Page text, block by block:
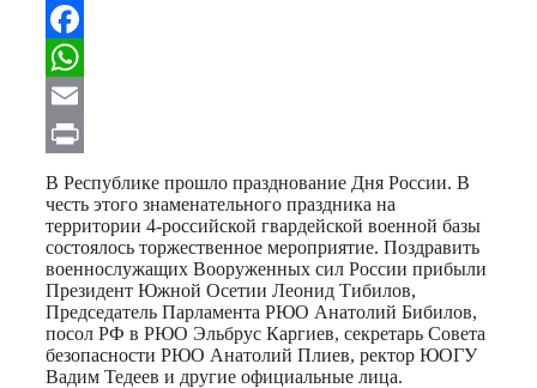
Telegram
Facebook
WhatsApp
Email
Print
В Республике прошло празднование Дня России. В
честь этого знаменательного праздника на
территории 4-российской гвардейской военной базы
состоялось торжественное мероприятие. Поздравить
военнослужащих Вооруженных сил России прибыли
Президент Южной Осетии Леонид Тибилов,
Председатель Парламента РЮО Анатолий Бибилов,
посол РФ в РЮО Эльбрус Каргиев, секретарь Совета
безопасности РЮО Анатолий Плиев, ректор ЮОГУ
Вадим Тедеев и другие официальные лица.